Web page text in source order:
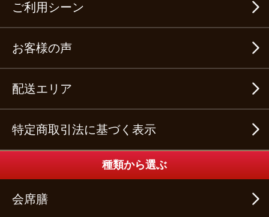
ご利用シーン
お客様の声
配送エリア
特定商取引法に基づく表示
種類から選ぶ
会席膳